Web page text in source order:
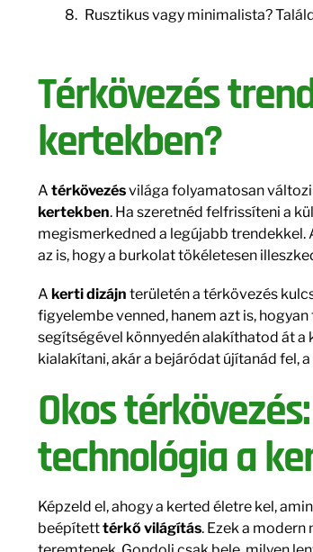
Rusztikus vagy minimalista?
Térkövezés
kertekben?
A térkövezésvilága folyamatosan
kertekben. Ha szeretnéd felfrissíteni a
megismerkedned a legújabb trendekkel.
az is, hogy a burkolat tökéletesen
A kerti dizájn területén a térkövezés
figyelembe venned, hanem azt is,
segítségével könnyedén alakíthatod át a
kialakítani, akár a bejáródat újítanád fel,
Okos
technológia a
Képzeld el, ahogy a kerted életre kel,
beépítetttérkő világítás. Ezek a